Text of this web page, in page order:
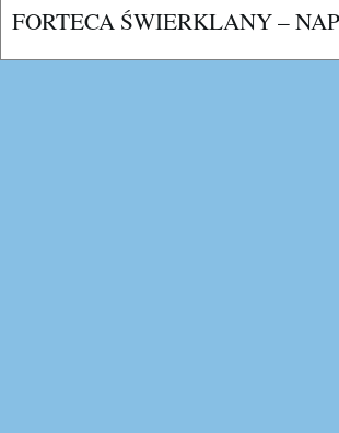
FORTECA ŚWIERKLANY –